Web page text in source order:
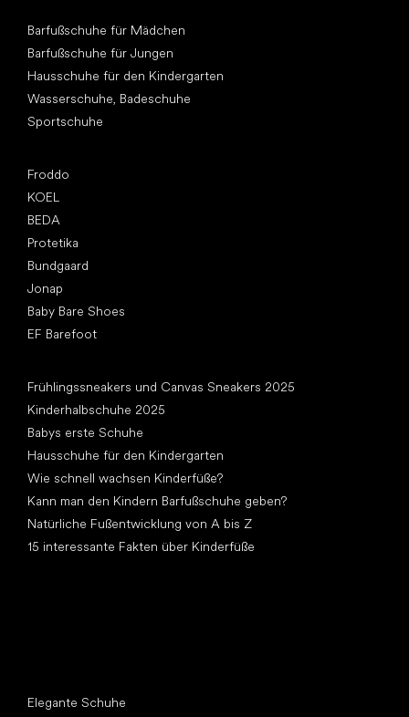
Barfußschuhe für Mädchen
Barfußschuhe für Jungen
Hausschuhe für den Kindergarten
Wasserschuhe, Badeschuhe
Sportschuhe
Froddo
KOEL
BEDA
Protetika
Bundgaard
Jonap
Baby Bare Shoes
EF Barefoot
Frühlingssneakers und Canvas Sneakers 2025
Kinderhalbschuhe 2025
Babys erste Schuhe
Hausschuhe für den Kindergarten
Wie schnell wachsen Kinderfüße?
Kann man den Kindern Barfußschuhe geben?
Natürliche Fußentwicklung von A bis Z
15 interessante Fakten über Kinderfüße
Elegante Schuhe